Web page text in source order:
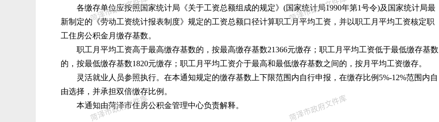
各缴存单位应按照国家统计局《关于工资总额组成的规定》(国家统计局1990年第1号令)及国家统计局最
新制定的《劳动工资统计报表制度》规定的工资总额口径计算职工月平均工资，并以职工月平均工资核定职
工住房公积金月缴存基数。
职工月平均工资高于最高缴存基数的，按最高缴存基数21366元缴存；职工月平均工资低于最低缴存基数
的，按最低缴存基数1820元缴存；职工月平均工资介于最高和最低缴存基数之间的，按月平均工资缴存。
灵活就业人员参照执行。在本通知规定的缴存基数上下限范围内自行申报，在缴存比例5%-12%范围内自
由选择，并承担双倍缴存比例。
本通知由菏泽市住房公积金管理中心负责解释。